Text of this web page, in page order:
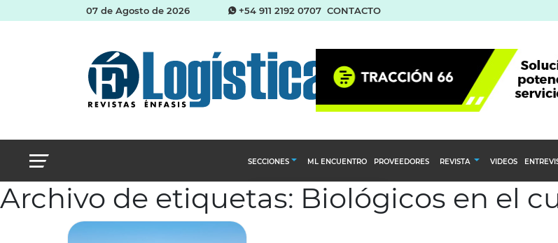
07 de Agosto de 2026 +54 911 2192 0707 CONTACTO
SECCIONES
Abastecimiento y compras
ML ENCUENTRO PROVEEDORES REVISTA
Calendario Editorial
Ediciones Anteriores
VIDEOS
Archivo de etiquetas: Biológicos en el